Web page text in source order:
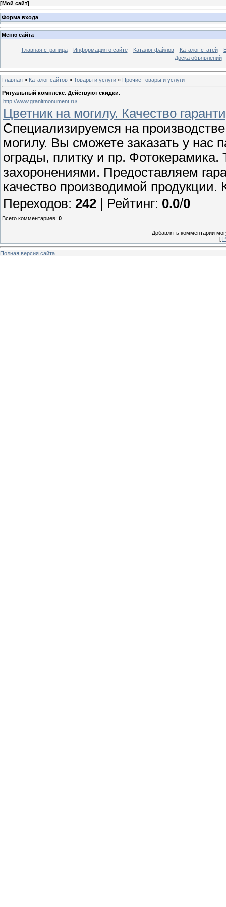
[Мой сайт]
Форма входа
Меню сайта
Главная страница Информация о сайте Каталог файлов Каталог статей
Доска объявлений
Главная » Каталог сайтов » Товары и услуги » Прочие товары и услуги
Ритуальный комплекс. Действуют скидки.
http://www.granitmonument.ru/
Цветник на могилу. Качество
Специализируемся на
могилу. Вы сможете заказать у нас
ограды, плитку и пр.
захоронениями. Предоставляем
качество производимой продукции.
Переходов: 242 | Рейтинг: 0.0/0
Всего комментариев: 0
Добавлять комментарии
[
Полная версия сайта